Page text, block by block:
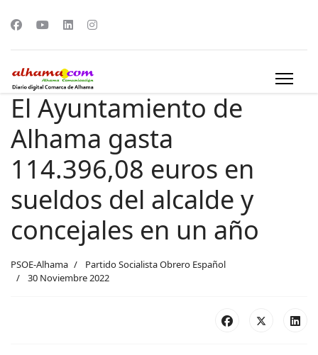
El Ayuntamiento de
Alhama gasta
114.396,08 euros en
sueldos del alcalde y
concejales en un año
PSOE-Alhama
Partido Socialista Obrero Español
30 Noviembre 2022